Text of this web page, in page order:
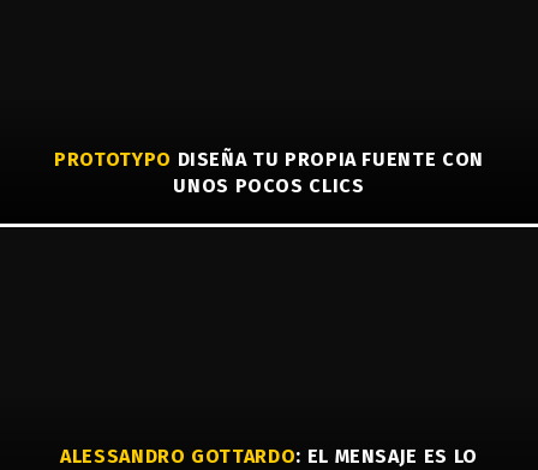
PROTOTYPO DISEÑA TU PROPIA FUENTE CON
UNOS POCOS CLICS
ALESSANDRO GOTTARDO: EL MENSAJE ES LO